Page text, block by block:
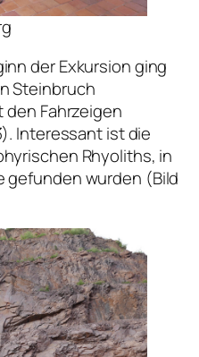
der Exkursion ging
Steinbruch
den Fahrzeigen
Interessant ist die
Rhyoliths, in
gefunden wurden (Bild